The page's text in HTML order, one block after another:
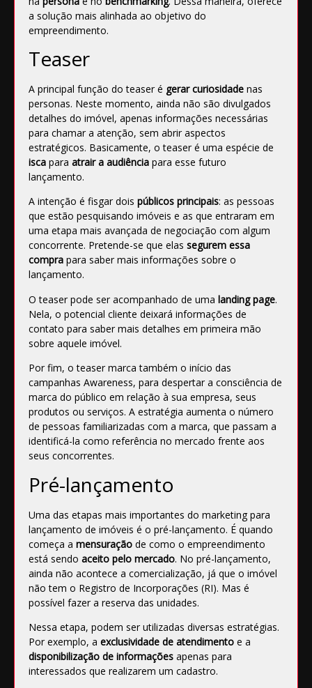
a solução mais alinhada ao objetivo do
empreendimento.
Teaser
A principal função do teaser é gerar curiosidade nas
personas. Neste momento, ainda não são divulgados
detalhes do imóvel, apenas informações necessárias
para chamar a atenção, sem abrir aspectos
estratégicos. Basicamente, o teaser é uma espécie de
isca para atrair a audiência para esse futuro
lançamento.
A intenção é fisgar dois públicos principais: as pessoas
que estão pesquisando imóveis e as que entraram em
uma etapa mais avançada de negociação com algum
concorrente. Pretende-se que elas segurem essa
compra para saber mais informações sobre o
lançamento.
O teaser pode ser acompanhado de uma landing page.
Nela, o potencial cliente deixará informações de
contato para saber mais detalhes em primeira mão
sobre aquele imóvel.
Por fim, o teaser marca também o início das
campanhas Awareness, para despertar a consciência de
marca do público em relação à sua empresa, seus
produtos ou serviços. A estratégia aumenta o número
de pessoas familiarizadas com a marca, que passam a
identificá-la como referência no mercado frente aos
seus concorrentes.
Pré-lançamento
Uma das etapas mais importantes do marketing para
lançamento de imóveis é o pré-lançamento. É quando
começa a mensuração de como o empreendimento
está sendo aceito pelo mercado. No pré-lançamento,
ainda não acontece a comercialização, já que o imóvel
não tem o Registro de Incorporações (RI). Mas é
possível fazer a reserva das unidades.
Nessa etapa, podem ser utilizadas diversas estratégias.
Por exemplo, a exclusividade de atendimento e a
disponibilização de informações apenas para
interessados que realizarem um cadastro.